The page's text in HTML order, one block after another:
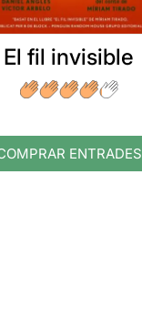
El fil invisible
ENTRADES